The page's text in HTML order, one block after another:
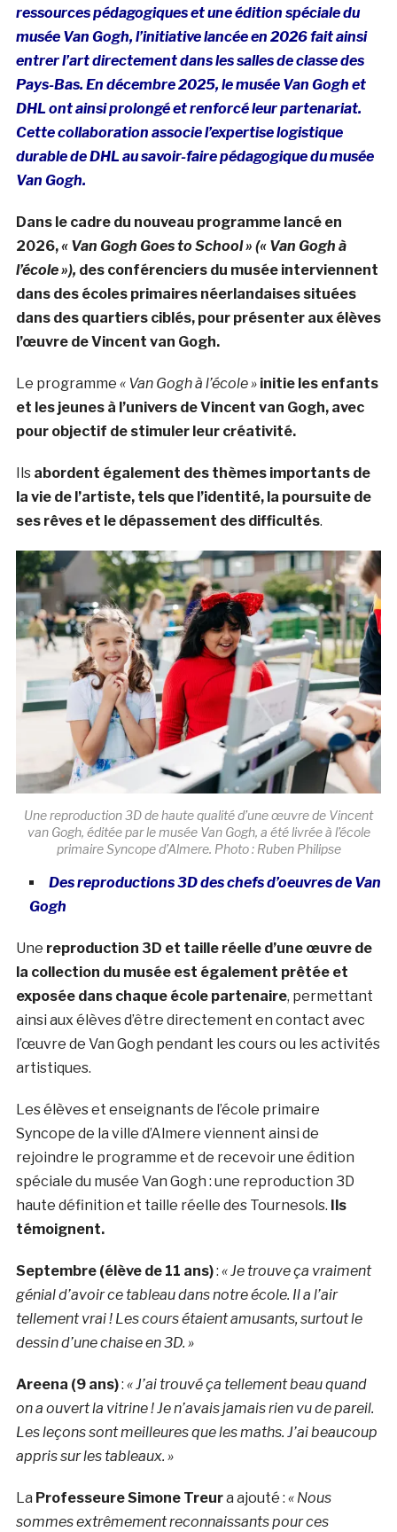
ressources pédagogiques et une édition spéciale du
musée Van Gogh, l’initiative lancée en 2026 fait ainsi
entrer l’art directement dans les salles de classe des
Pays-Bas. En décembre 2025, le musée Van Gogh et
DHL ont ainsi prolongé et renforcé leur partenariat.
Cette collaboration associe l’expertise logistique
durable de DHL au savoir-faire pédagogique du musée
Van Gogh.
Dans le cadre du nouveau programme lancé en
2026,« Van Gogh Goes to School » (« Van Gogh à
l’école »), des conférenciers du musée interviennent
dans des écoles primaires néerlandaises situées
dans des quartiers ciblés, pour présenter aux élèves
l’œuvre de Vincent van Gogh.
Le programme « Van Gogh à l’école » initie les enfants
et les jeunes à l’univers de Vincent van Gogh, avec
pour objectif de stimuler leur créativité.
Ils abordent également des thèmes importants de
la vie de l’artiste, tels que l’identité, la poursuite de
ses rêves et le dépassement des difficultés.
Une reproduction 3D de haute qualité d’une œuvre de Vincent
van Gogh, éditée par le musée Van Gogh, a été livrée à l’école
primaire Syncope d’Almere. Photo : Ruben Philipse
Des reproductions 3D des chefs d’oeuvres de Van
Gogh
Une reproduction 3D et taille réelle d’une œuvre de
la collection du musée est également prêtée et
exposée dans chaque école partenaire, permettant
ainsi aux élèves d’être directement en contact avec
l’œuvre de Van Gogh pendant les cours ou les activités
artistiques.
Les élèves et enseignants de l’école primaire
Syncope de la ville d’Almere viennent ainsi de
rejoindre le programme et de recevoir une édition
spéciale du musée Van Gogh : une reproduction 3D
haute définition et taille réelle des Tournesols. Ils
témoignent.
Septembre (élève de 11 ans): « Je trouve ça vraiment
génial d’avoir ce tableau dans notre école. Il a l’air
tellement vrai ! Les cours étaient amusants, surtout le
dessin d’une chaise en 3D. »
Areena (9 ans): « J’ai trouvé ça tellement beau quand
on a ouvert la vitrine ! Je n’avais jamais rien vu de pareil.
Les leçons sont meilleures que les maths. J’ai beaucoup
appris sur les tableaux. »
La Professeure Simone Treura ajouté : « Nous
sommes extrêmement reconnaissants pour ces